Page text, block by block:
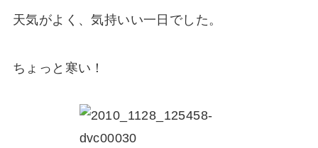
天気がよく、気持いい一日でした。
ちょっと寒い！